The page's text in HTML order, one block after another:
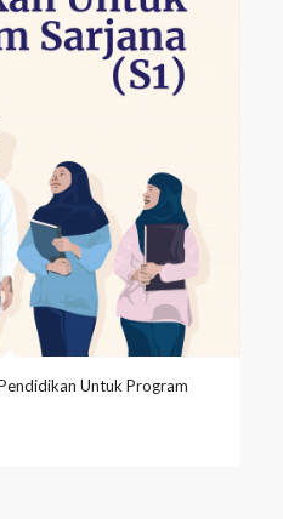
Untuk Program